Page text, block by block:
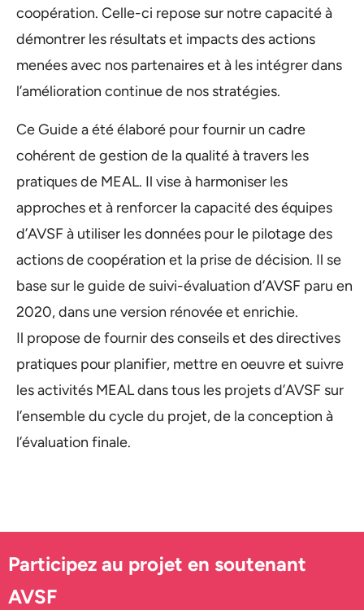
coopération. Celle-ci repose sur notre capacité à
démontrer les résultats et impacts des actions
menées avec nos partenaires et à les intégrer dans
l’amélioration continue de nos stratégies.
Ce Guide a été élaboré pour fournir un cadre
cohérent de gestion de la qualité à travers les
pratiques de MEAL. Il vise à harmoniser les
approches et à renforcer la capacité des équipes
d’AVSF à utiliser les données pour le pilotage des
actions de coopération et la prise de décision. Il se
base sur le guide de suivi-évaluation d’AVSF paru en
2020, dans une version rénovée et enrichie.
Il propose de fournir des conseils et des directives
pratiques pour planifier, mettre en oeuvre et suivre
les activités MEAL dans tous les projets d’AVSF sur
l’ensemble du cycle du projet, de la conception à
l’évaluation finale.
Participez au projet en soutenant
AVSF